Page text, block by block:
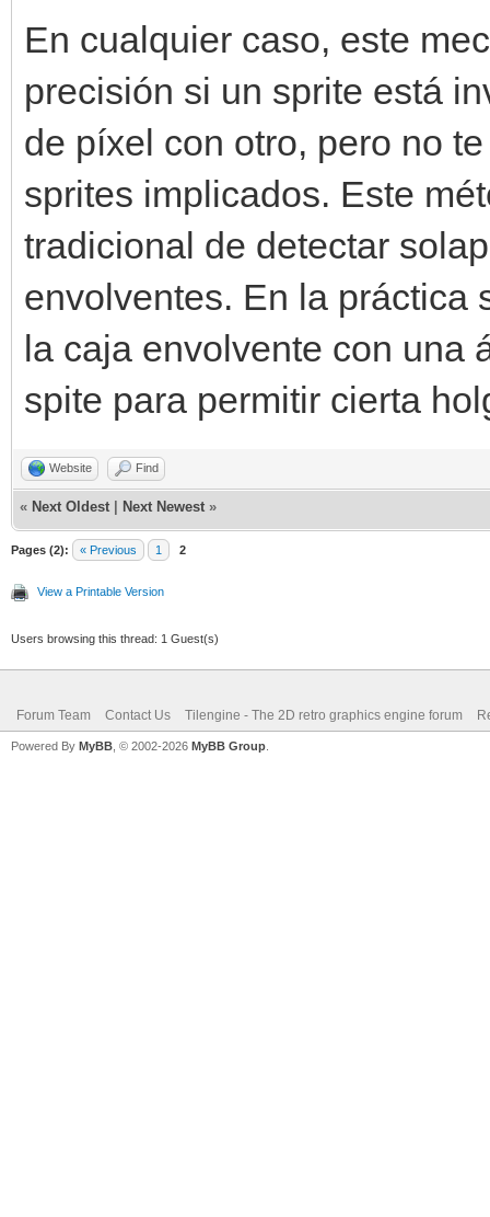
En cualquier caso, este
precisión si un sprite está
de píxel con otro, pero no
sprites implicados. Este
tradicional de detectar
envolventes. En la práctica
la caja envolvente con una
spite para permitir cierta
Website Find
« Next Oldest Next Newest »
Pages (2): « Previous 1 2
View a Printable Version
Users browsing this thread: 1 Guest(s)
Forum Team Contact Us Tilengine - The 2D retro graphics engine forum
Powered By MyBB , © 2002-2026 MyBB Group